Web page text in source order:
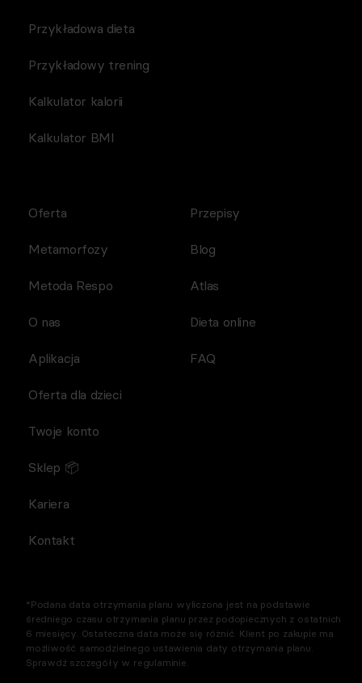
Przykładowa dieta
Przykładowy trening
Kalkulator kalorii
Kalkulator BMI
Oferta
Metamorfozy
Metoda Respo
O nas
Aplikacja
Przepisy
Blog
Atlas
Dieta online
FAQ
Oferta dla dzieci
Twoje konto
Sklep 📦
Kariera
Kontakt
*Podana data otrzymania planu wyliczona jest na podstawie
średniego czasu otrzymania planu przez podopiecznych z ostatnich
6 miesięcy. Ostateczna data może się różnić. Klient po zakupie ma
możliwość samodzielnego ustawienia daty otrzymania planu.
Sprawdź szczegóły w regulaminie.